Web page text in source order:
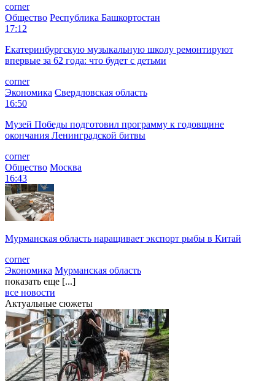
corner
Общество Республика Башкортостан
17:12
Екатеринбургскую музыкальную школу ремонтируют
впервые за 62 года: что будет с детьми
corner
Экономика Свердловская область
16:50
Музей Победы подготовил программу к годовщине
окончания Ленинградской битвы
corner
Общество Москва
16:43
Мурманская область наращивает экспорт рыбы в Китай
corner
Экономика Мурманская область
показать еще [...]
все новости
Актуальные сюжеты